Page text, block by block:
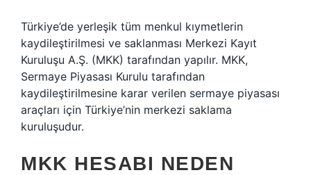
Türkiye’de yerleşik tüm menkul kıymetlerin
kaydileştirilmesi ve saklanması Merkezi Kayıt
Kuruluşu A.Ş. (MKK) tarafından yapılır. MKK,
Sermaye Piyasası Kurulu tarafından
kaydileştirilmesine karar verilen sermaye piyasası
araçları için Türkiye’nin merkezi saklama
kuruluşudur.
MKK HESABI NEDEN